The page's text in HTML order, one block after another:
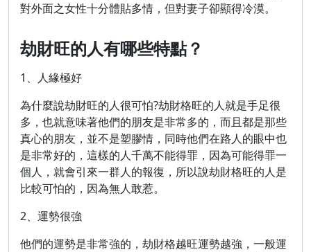
對外面之女性十分體貼多情，但對妻子卻顯得冷漠。
劫財旺的人有哪些特點？
1、人緣極好
為什麼說劫財旺的人很可怕?劫財格旺的人就是手足很
多，也就意味著他們的朋友是非常多的，而且都是那些
真心的朋友，並不是塑膠情，同時他們在路人的眼中也
是非常好的，這樣的人千萬不能得罪，因為可能得罪一
個人，就會引來一群人的報復，所以說劫財格旺的人是
比較可怕的，因為無人敢惹。
2、運勢很強
他們的運勢是非常強的，劫財格越旺運勢越強，一般運